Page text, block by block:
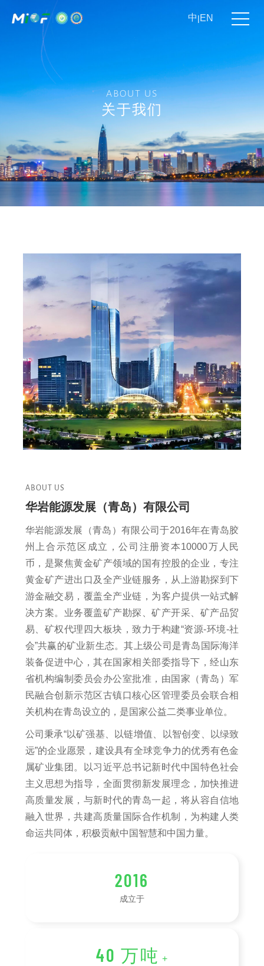
中|EN
ABOUT US
关于我们
ABOUT US
华岩能源发展（青岛）有限公司
华岩能源发展（青岛）有限公司于2016年在青岛胶
州上合示范区成立，公司注册资本10000万人民
币，是聚焦黄金矿产领域的国有控股的企业，专注
黄金矿产进出口及全产业链服务，从上游勘探到下
游金融交易，覆盖全产业链，为客户提供一站式解
决方案。业务覆盖矿产勘探、矿产开采、矿产品贸
易、矿权代理四大板块，致力于构建“资源-环境-社
会”共赢的矿业新生态。其上级公司是青岛国际海洋
装备促进中心，其在国家相关部委指导下，经山东
省机构编制委员会办公室批准，由国家（青岛）军
民融合创新示范区古镇口核心区管理委员会联合相
关机构在青岛设立的，是国家公益二类事业单位。
公司秉承“以矿强基、以链增值、以智创变、以绿致
远”的企业愿景，建设具有全球竞争力的优秀有色金
属矿业集团。以习近平总书记新时代中国特色社会
主义思想为指导，全面贯彻新发展理念，加快推进
高质量发展，与新时代的青岛一起，将从容自信地
融入世界，共建高质量国际合作机制，为构建人类
命运共同体，积极贡献中国智慧和中国力量。
2016
成立于
40万吨 +